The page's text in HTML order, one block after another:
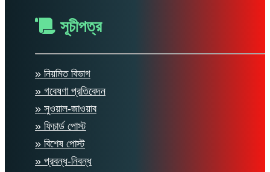
সূচীপত্র
» নিয়মিত বিভাগ
» গবেষণা প্রতিবেদন
» সুওয়াল-জাওয়াব
» ফিচার্ড পোস্ট
» বিশেষ পোস্ট
» প্রবন্ধ-নিবন্ধ